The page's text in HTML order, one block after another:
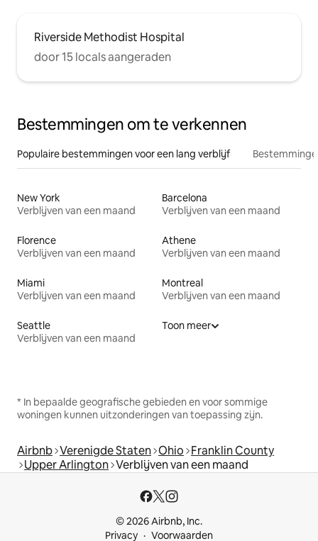
Riverside Methodist Hospital
door 15 locals aangeraden
Bestemmingen om te verkennen
Populaire bestemmingen voor een lang verblijf
New York
Verblijven van een maand
Barcelona
Verblijven van een maand
Florence
Verblijven van een maand
Athene
Verblijven van een maand
Miami
Verblijven van een maand
Montreal
Verblijven van een maand
Seattle
Verblijven van een maand
Toon meer
* In bepaalde geografische gebieden en voor sommige
woningen kunnen uitzonderingen van toepassing zijn.
Airbnb Verenigde Staten Ohio Franklin County
Upper Arlington Verblijven van een maand
© 2026 Airbnb, Inc.
Privacy
Voorwaarden